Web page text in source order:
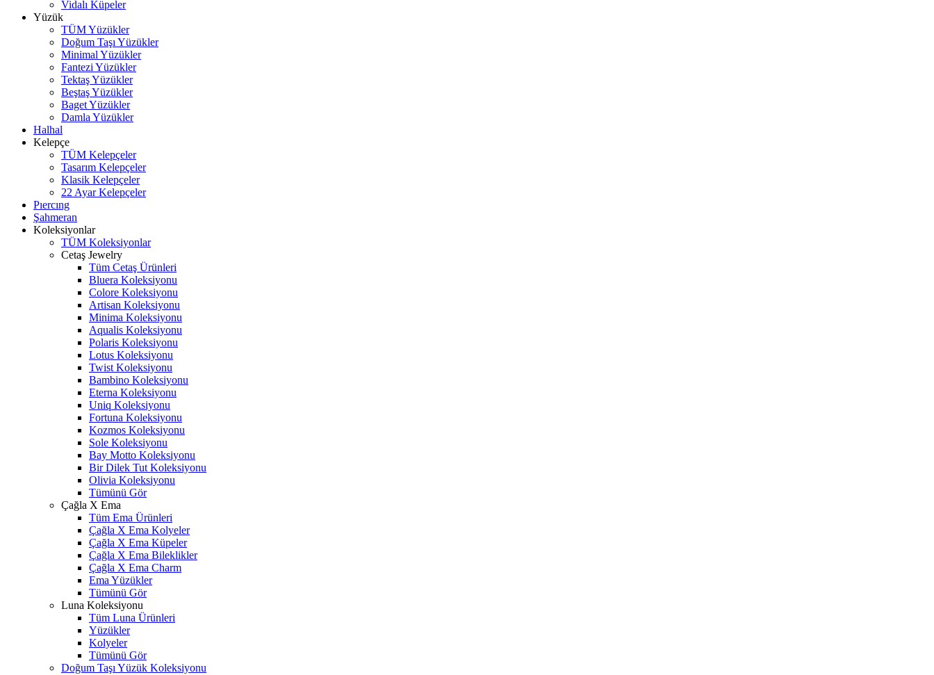
Vidalı Küpeler
Yüzük
TÜM Yüzükler
Doğum Taşı Yüzükler
Minimal Yüzükler
Fantezi Yüzükler
Tektaş Yüzükler
Beştaş Yüzükler
Baget Yüzükler
Damla Yüzükler
Halhal
Kelepçe
TÜM Kelepçeler
Tasarım Kelepçeler
Klasik Kelepçeler
22 Ayar Kelepçeler
Pıercıng
Şahmeran
Koleksiyonlar
TÜM Koleksiyonlar
Cetaş Jewelry
Tüm Cetaş Ürünleri
Bluera Koleksiyonu
Colore Koleksiyonu
Artisan Koleksiyonu
Minima Koleksiyonu
Aqualis Koleksiyonu
Polaris Koleksiyonu
Lotus Koleksiyonu
Twist Koleksiyonu
Bambino Koleksiyonu
Eterna Koleksiyonu
Uniq Koleksiyonu
Fortuna Koleksiyonu
Kozmos Koleksiyonu
Sole Koleksiyonu
Bay Motto Koleksiyonu
Bir Dilek Tut Koleksiyonu
Olivia Koleksiyonu
Tümünü Gör
Çağla X Ema
Tüm Ema Ürünleri
Çağla X Ema Kolyeler
Çağla X Ema Küpeler
Çağla X Ema Bileklikler
Çağla X Ema Charm
Ema Yüzükler
Tümünü Gör
Luna Koleksiyonu
Tüm Luna Ürünleri
Yüzükler
Kolyeler
Tümünü Gör
Doğum Taşı Yüzük Koleksiyonu